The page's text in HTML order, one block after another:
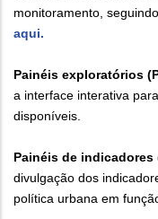
monitoramento,
aqui.
Painéis exploratórios
a interface interativa
disponíveis.
Painéis de indicadores
divulgação dos
política urbana em